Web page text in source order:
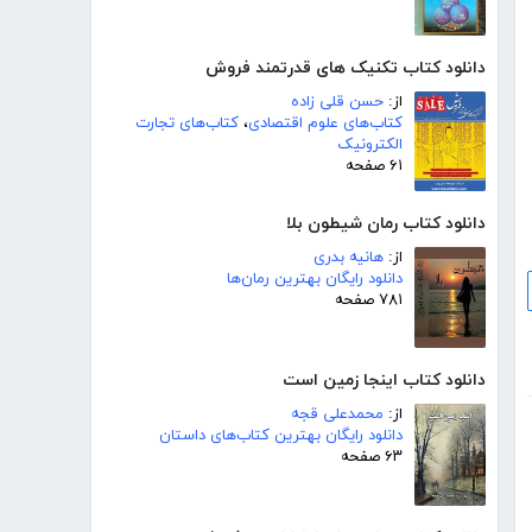
دانلود کتاب تکنیک های قدرتمند فروش
از: حسن قلی زاده
کتاب‌های علوم اقتصادی، کتاب‌های تجارت
الکترونیک
۶۱ صفحه
دانلود کتاب رمان شیطون بلا
از: هانیه بدری
دانلود رایگان بهترین رمان‌ها
۷۸۱ صفحه
دانلود کتاب اینجا زمین است
از: محمدعلی قجه
دانلود رایگان بهترین کتاب‌های داستان
۶۳ صفحه